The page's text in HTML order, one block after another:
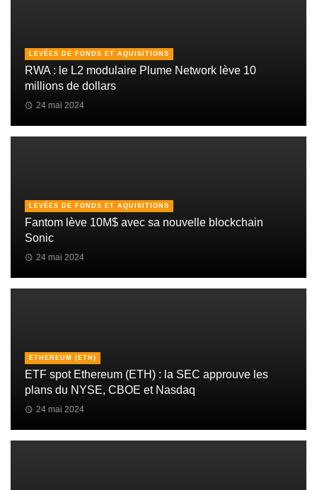
LEVÉES DE FONDS ET AQUISITIONS
RWA : le L2 modulaire Plume Network lève 10
millions de dollars
24 mai 2024
LEVÉES DE FONDS ET AQUISITIONS
Fantom lève 10M$ avec sa nouvelle blockchain
Sonic
24 mai 2024
ETHEREUM (ETH)
ETF spot Ethereum (ETH) : la SEC approuve les
plans du NYSE, CBOE et Nasdaq
24 mai 2024